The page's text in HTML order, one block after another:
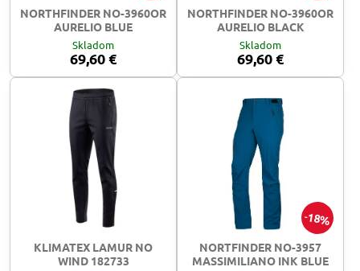
NORTHFINDER NO-3960OR
AURELIO BLUE
Skladom
69,60 €
NORTHFINDER NO-3960OR
AURELIO BLACK
Skladom
69,60 €
KLIMATEX LAMUR NO
WIND 182733
18%
NORTFINDER NO-3957
MASSIMILIANO INK BLUE